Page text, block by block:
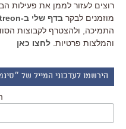
רוצים לעזור לממן את פעילות
מוזמנים לבקר בדף שלי ב-Patreon
התמיכה, ולהצטרף לקבוצות
והמלצות פרטיות. לחצו כאן
הירשמו לעדכוני המייל של